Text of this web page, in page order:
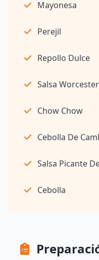
Mayonesa
Perejil
Repollo Dulce
Salsa
Chow Chow
Cebolla De
Salsa Picante
Cebolla